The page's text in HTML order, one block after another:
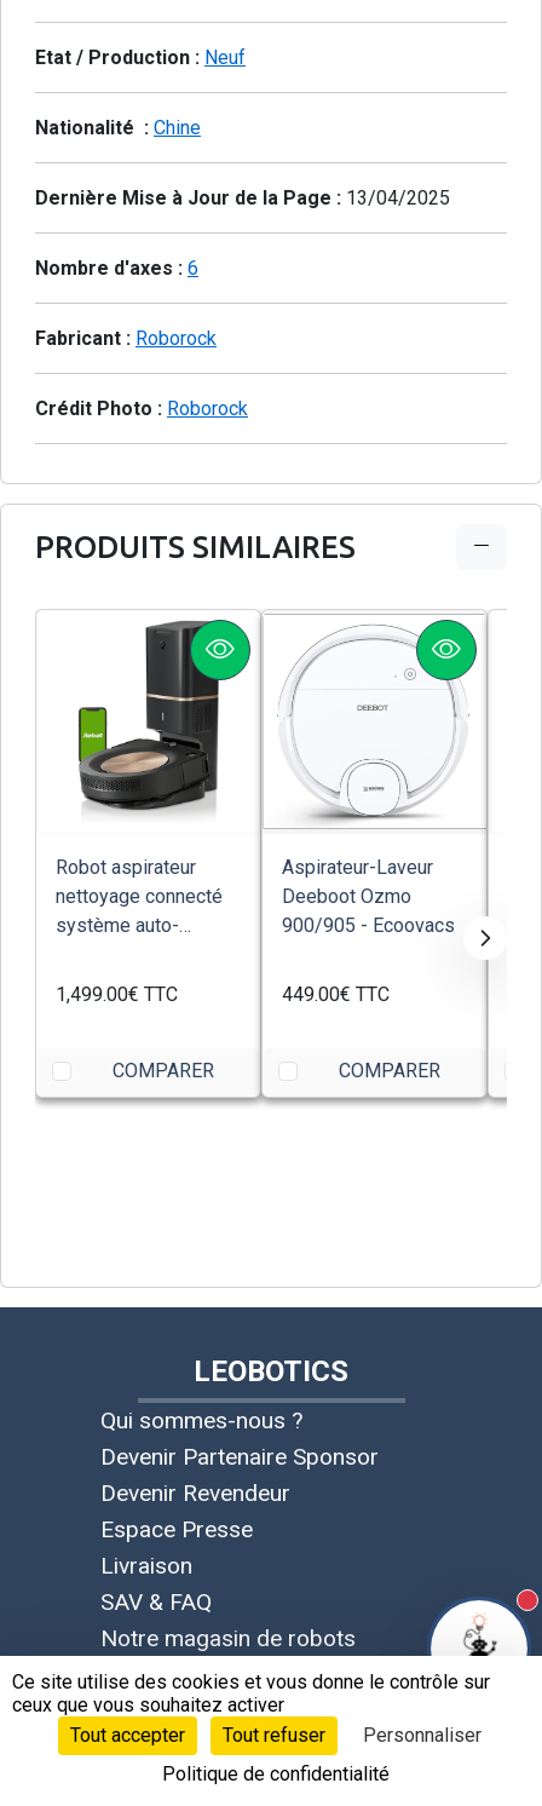
Etat / Production : Neuf
Nationalité : Chine
Dernière Mise à Jour de la Page : 13/04/2025
Nombre d'axes : 6
Fabricant : Roborock
Crédit Photo : Roborock
PRODUITS SIMILAIRES
Robot aspirateur
nettoyage connecté
système auto-
1,499.00€ TTC
COMPARER
Aspirateur-Laveur
Deeboot Ozmo
900/905 - Ecoovacs
449.00€ TTC
COMPARER
LEOBOTICS
Qui sommes-nous ?
Devenir Partenaire Sponsor
Devenir Revendeur
Espace Presse
Livraison
SAV & FAQ
Notre magasin de robots
Carrières
NOS ROBOTS
Ce site utilise des cookies et vous donne le contrôle sur
ceux que vous souhaitez activer
Tout accepter
Tout refuser
Personnaliser
Politique de confidentialité